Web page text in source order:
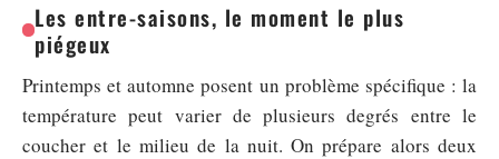
Les entre-saisons, le moment le plus
piégeux
Printemps et automne posent un problème spécifique : la
température peut varier de plusieurs degrés entre le
coucher et le milieu de la nuit. On prépare alors deux